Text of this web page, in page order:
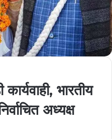
भारतीय
अध्यक्ष